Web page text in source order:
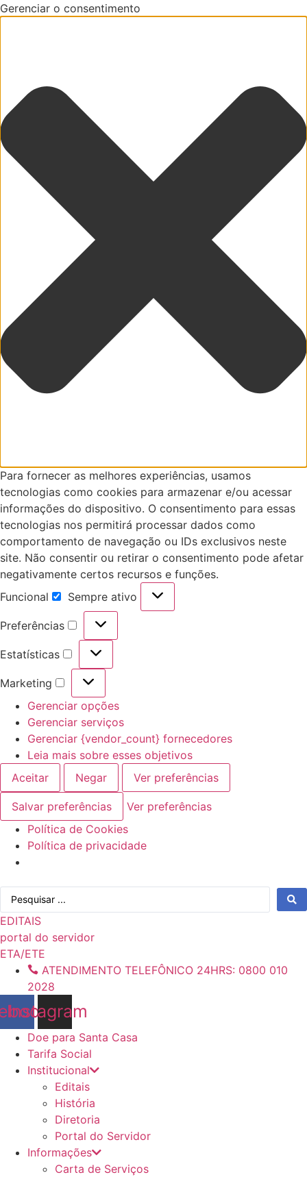
Gerenciar o consentimento
Para fornecer as melhores experiências, usamos
tecnologias como cookies para armazenar e/ou acessar
informações do dispositivo. O consentimento para essas
tecnologias nos permitirá processar dados como
comportamento de navegação ou IDs exclusivos neste
site. Não consentir ou retirar o consentimento pode afetar
negativamente certos recursos e funções.
Funcional
Funcional
Sempre ativo
Preferências
Preferências
Estatísticas
Estatísticas
Marketing
Marketing
Gerenciar opções
Gerenciar serviços
Gerenciar {vendor_count} fornecedores
Leia mais sobre esses objetivos
Aceitar
Negar Ver preferências
Salvar preferências
Ver preferências
Política de Cookies
Política de privacidade
para
o
conteúdo
Pesquisar
EDITAIS
portal do servidor
ETA/ETE
ATENDIMENTO TELEFÔNICO 24HRS: 0800 010
2028
Instagram
Doe para Santa Casa
Tarifa Social
Institucional
Editais
História
Diretoria
Portal do Servidor
Informações
Carta de Serviços